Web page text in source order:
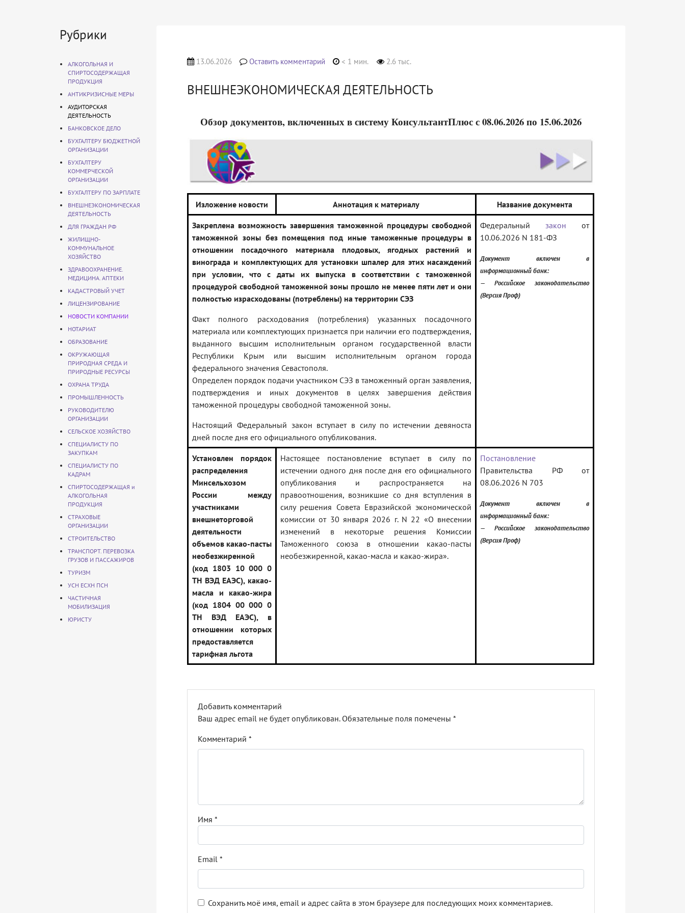
Рубрики
АЛКОГОЛЬНАЯ И
СПИРТОСОДЕРЖАЩАЯ
ПРОДУКЦИЯ
АНТИКРИЗИСНЫЕ МЕРЫ
АУДИТОРСКАЯ
ДЕЯТЕЛЬНОСТЬ
БАНКОВСКОЕ ДЕЛО
БУХГАЛТЕРУ БЮДЖЕТНОЙ
ОРГАНИЗАЦИИ
БУХГАЛТЕРУ
КОММЕРЧЕСКОЙ
ОРГАНИЗАЦИИ
БУХГАЛТЕРУ ПО ЗАРПЛАТЕ
ВНЕШНЕЭКОНОМИЧЕСКАЯ
ДЕЯТЕЛЬНОСТЬ
ДЛЯ ГРАЖДАН РФ
ЖИЛИЩНО-
КОММУНАЛЬНОЕ
ХОЗЯЙСТВО
ЗДРАВООХРАНЕНИЕ.
МЕДИЦИНА. АПТЕКИ
КАДАСТРОВЫЙ УЧЕТ
ЛИЦЕНЗИРОВАНИЕ
НОВОСТИ КОМПАНИИ
НОТАРИАТ
ОБРАЗОВАНИЕ
ОКРУЖАЮЩАЯ
ПРИРОДНАЯ СРЕДА И
ПРИРОДНЫЕ РЕСУРСЫ
ОХРАНА ТРУДА
ПРОМЫШЛЕННОСТЬ
РУКОВОДИТЕЛЮ
ОРГАНИЗАЦИИ
СЕЛЬСКОЕ ХОЗЯЙСТВО
СПЕЦИАЛИСТУ ПО
ЗАКУПКАМ
СПЕЦИАЛИСТУ ПО
КАДРАМ
СПИРТОСОДЕРЖАЩАЯ и
АЛКОГОЛЬНАЯ
ПРОДУКЦИЯ
СТРАХОВЫЕ
ОРГАНИЗАЦИИ
СТРОИТЕЛЬСТВО
ТРАНСПОРТ. ПЕРЕВОЗКА
ГРУЗОВ И ПАССАЖИРОВ
ТУРИЗМ
УСН ЕСХН ПСН
ЧАСТИЧНАЯ
МОБИЛИЗАЦИЯ
ЮРИСТУ
13.06.2026 Оставить комментарий < 1 мин. 2.6 тыс.
ВНЕШНЕЭКОНОМИЧЕСКАЯ ДЕЯТЕЛЬНОСТЬ
Обзор документов, включенных в систему КонсультантПлюс с 08.06.2026 по 15.06.2026
Изложение новости Аннотация к материалу Название документа
Закреплена возможность завершения таможенной процедуры свободной
таможенной зоны без помещения под иные таможенные процедуры в
отношении посадочного материала плодовых, ягодных растений и
винограда и комплектующих для установки шпалер для этих насаждений
при условии, что с даты их выпуска в соответствии с таможенной
процедурой свободной таможенной зоны прошло не менее пяти лет и они
полностью израсходованы (потреблены) на территории СЭЗ
Факт полного расходования (потребления) указанных посадочного
материала или комплектующих признается при наличии его подтверждения,
выданного высшим исполнительным органом государственной власти
Республики Крым или высшим исполнительным органом города
федерального значения Севастополя.
Определен порядок подачи участником СЭЗ в таможенный орган заявления,
подтверждения и иных документов в целях завершения действия
таможенной процедуры свободной таможенной зоны.
Настоящий Федеральный закон вступает в силу по истечении девяноста
дней после дня его официального опубликования.
Федеральный закон от
10.06.2026 N 181-ФЗ
Документ включен в
информационный банк:
— Российское законодательство
(Версия Проф)
Установлен порядок
распределения
Минсельхозом
России между
участниками
внешнеторговой
деятельности
объемов какао-пасты
необезжиренной
(код 1803 10 000 0
ТН ВЭД ЕАЭС), какао-
масла и какао-жира
(код 1804 00 000 0
ТН ВЭД ЕАЭС), в
отношении которых
предоставляется
тарифная льгота
Настоящее постановление вступает в силу по
истечении одного дня после дня его официального
опубликования и распространяется на
правоотношения, возникшие со дня вступления в
силу решения Совета Евразийской экономической
комиссии от 30 января 2026 г. N 22 «О внесении
изменений в некоторые решения Комиссии
Таможенного союза в отношении какао-пасты
необезжиренной, какао-масла и какао-жира».
Постановление
Правительства РФ от
08.06.2026 N 703
Документ включен в
информационный банк:
— Российское законодательство
(Версия Проф)
Добавить комментарий
Ваш адрес email не будет опубликован. Обязательные поля помечены *
Комментарий *
Имя *
Email *
Сохранить моё имя, email и адрес сайта в этом браузере для последующих моих комментариев.